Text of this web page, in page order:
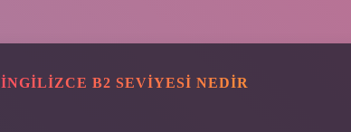
İNGILIZCE B2 SEVIYESI NEDIR